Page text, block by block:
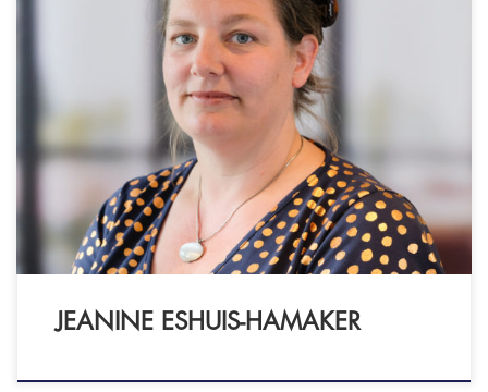
JEH Coaching Locatie: Coaching in Zeeland en
West-Brabant Tevens incompany coaching of op
externe locaties Vestigingslocatie is Woensdrecht
Certificering: ICF - ACC gecertificeerd CHAP
Happiness Institute - CHAP practitioner CRKBO
geregistreerd docent Coaching in het
Nederlands als in het Engels. Wie ik ben: Ik ben
Jeanine Hamaker en ik bied cliënten […]
JEANINE ESHUIS-HAMAKER